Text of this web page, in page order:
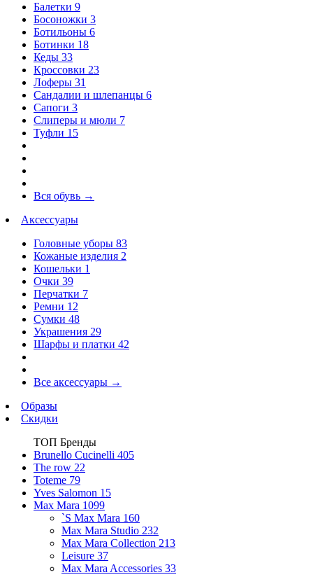
Балетки 9
Босоножки 3
Ботильоны 6
Ботинки 18
Кеды 33
Кроссовки 23
Лоферы 31
Сандалии и шлепанцы 6
Сапоги 3
Слиперы и мюли 7
Туфли 15
Вся обувь →
Аксессуары
Головные уборы 83
Кожаные изделия 2
Кошельки 1
Очки 39
Перчатки 7
Ремни 12
Сумки 48
Украшения 29
Шарфы и платки 42
Все аксессуары →
Образы
Скидки
ТОП Бренды
Brunello Cucinelli 405
The row 22
Toteme 79
Yves Salomon 15
Max Mara 1099
`S Max Mara 160
Max Mara Studio 232
Max Mara Collection 213
Leisure 37
Max Mara Accessories 33